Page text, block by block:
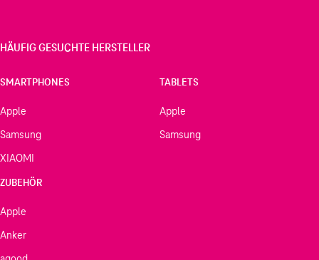
HÄUFIG GESUCHTE HERSTELLER
SMARTPHONES
Apple
Samsung
XIAOMI
TABLETS
Apple
Samsung
ZUBEHÖR
Apple
Anker